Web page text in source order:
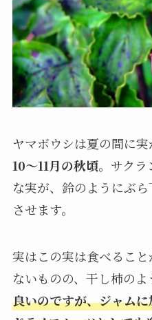
ヤマボウシは夏の間に実
10～11月の秋頃。サクラ
な実が、鈴のようにぶ
させます。
実はこの実は食べるこ
ないものの、干し柿のよ
良いのですが、ジャム